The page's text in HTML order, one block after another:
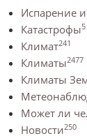
Испарение
Катастрофы5
Климат241
Климаты2477
Климаты
Может ли
Новости250